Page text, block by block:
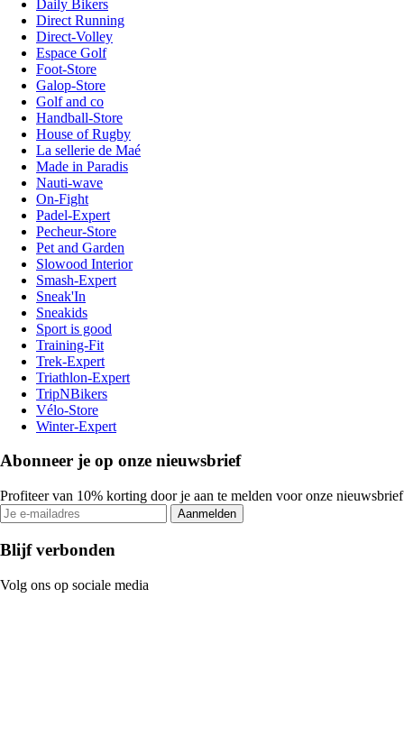
Daily Bikers
Direct Running
Direct-Volley
Espace Golf
Foot-Store
Galop-Store
Golf and co
Handball-Store
House of Rugby
La sellerie de Maé
Made in Paradis
Nauti-wave
On-Fight
Padel-Expert
Pecheur-Store
Pet and Garden
Slowood Interior
Smash-Expert
Sneak'In
Sneakids
Sport is good
Training-Fit
Trek-Expert
Triathlon-Expert
TripNBikers
Vélo-Store
Winter-Expert
Abonneer je op onze nieuwsbrief
Profiteer van 10% korting door je aan te melden voor onze nieuwsbrief
Aanmelden
Blijf verbonden
Volg ons op sociale media